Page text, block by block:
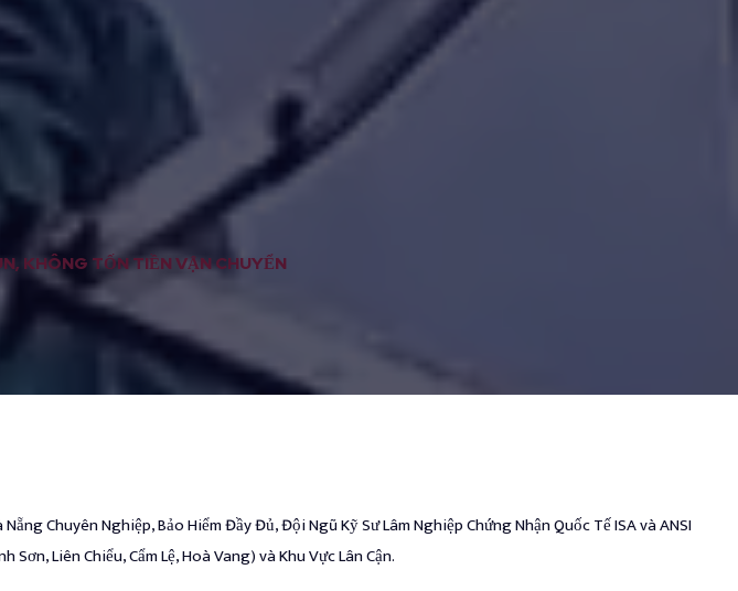
KHÔNG TỐN TIỀN VẬN CHUYỂN
Chuyên Nghiệp, Bảo Hiểm Đầy Đủ, Đội Ngũ Kỹ Sư Lâm Nghiệp Chứng Nhận Quốc Tế ISA và ANSI
Liên Chiểu, Cẩm Lệ, Hoà Vang) và Khu Vực Lân Cận.